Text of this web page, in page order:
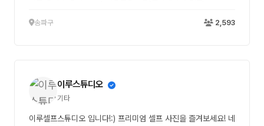
송파구 2,593
이루스튜디오
기타
이루셀프스튜디오 입니다!:) 프리미엄 셀프 사진을 즐겨보세요! 네